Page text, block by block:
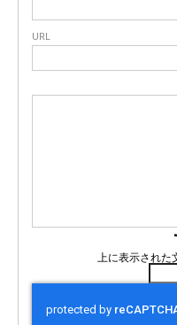
URL
上に表示された